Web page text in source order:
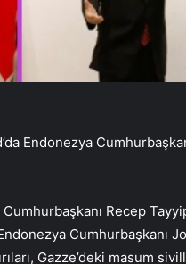
Endonezya
Cumhurbaşkanı Recep
Cumhurbaşkanı
Gazze’deki masum